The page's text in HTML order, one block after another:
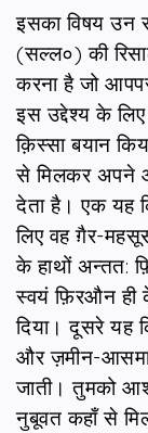
इसका विषय उन
(सल्ल०) की
करना है जो
इस उद्देश्य के
क़िस्सा बयान
से मिलकर अपने
देता है। एक यह
लिए वह ग़ैर-
के हाथों अन्तत:
स्वयं फ़िरऔन ही
दिया। दूसरे यह
और ज़मीन-
जाती। तुमको
नुबूवत कहाँ से